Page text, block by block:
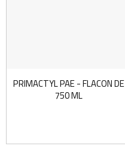
PRIMACTYL PAE - FLACON DE
750 ML